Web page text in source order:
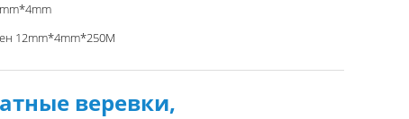
12mm*4mm*250M
веревки,